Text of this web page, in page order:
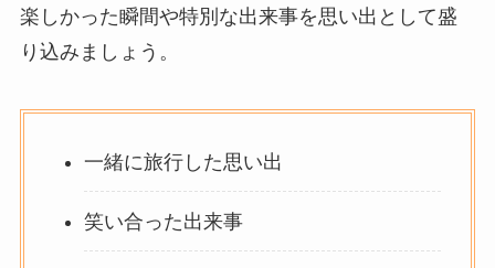
楽しかった瞬間や特別な出来事を思い出として盛
り込みましょう。
一緒に旅行した思い出
笑い合った出来事